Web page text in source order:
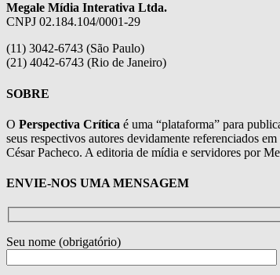
Megale Mídia Interativa Ltda.
CNPJ 02.184.104/0001-29
(11) 3042-6743 (São Paulo)
(21) 4042-6743 (Rio de Janeiro)
SOBRE
O Perspectiva Crítica é uma “plataforma” para
seus respectivos autores devidamente referenciados
César Pacheco. A editoria de mídia e servidores por
ENVIE-NOS UMA MENSAGEM
Seu nome (obrigatório)